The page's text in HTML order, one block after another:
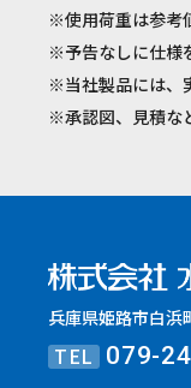
※使用荷重は参考
※予告なしに仕様
※当社製品には、
※承認図、見積な
兵庫県姫路市白浜
TEL 079-